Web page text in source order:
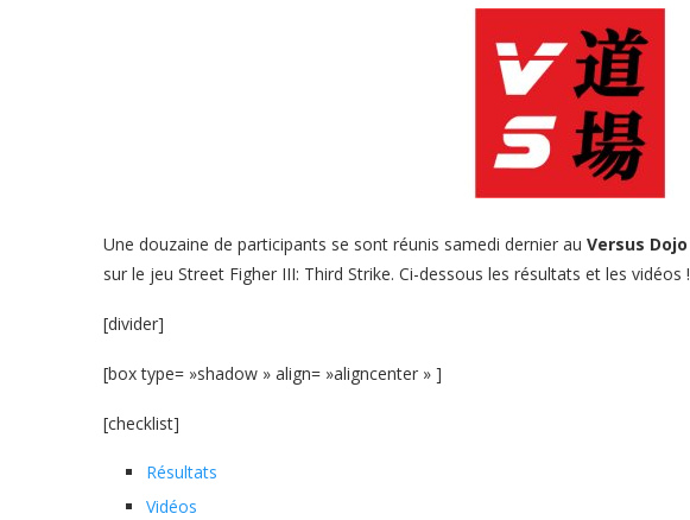
Une douzaine de participants se sont réunis samedi dernier au Versus Dojo
sur le jeu Street Figher III: Third Strike. Ci-dessous les résultats et les vidéos !
[divider]
[box type= »shadow » align= »aligncenter » ]
[checklist]
Résultats
Vidéos